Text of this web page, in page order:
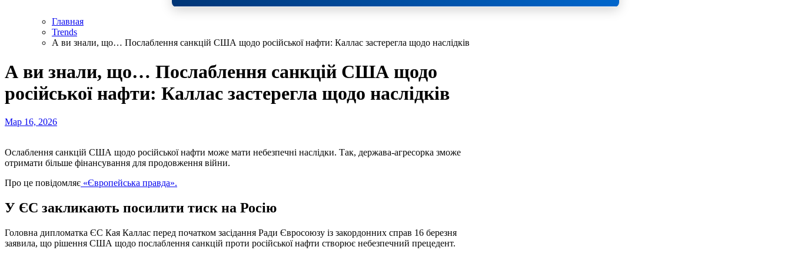
Главная
Trends
А ви знали, що… Послаблення санкцій США щодо російської нафти: Каллас застерегла щодо наслідків
А ви знали, що… Послаблення санкцій США щодо
російської нафти: Каллас застерегла щодо наслідків
Мар 16, 2026
Ослаблення санкцій США щодо російської нафти може мати небезпечні наслідки. Так, держава-агресорка зможе
отримати більше фінансування для продовження війни.
Про це повідомляє «Європейська правда».
У ЄС закликають посилити тиск на Росію
Головна дипломатка ЄС Кая Каллас перед початком засідання Ради Євросоюзу із закордонних справ 16 березня
заявила, що рішення США щодо послаблення санкцій проти російської нафти створює небезпечний прецедент.